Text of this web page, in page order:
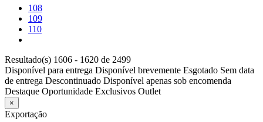
108
109
110
Resultado(s) 1606 - 1620 de 2499
Disponível para entrega Disponível brevemente Esgotado Sem data
de entrega Descontinuado Disponível apenas sob encomenda
Destaque Oportunidade Exclusivos Outlet
×
Exportação